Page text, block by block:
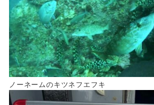
ノーネームのキツネフエフキ